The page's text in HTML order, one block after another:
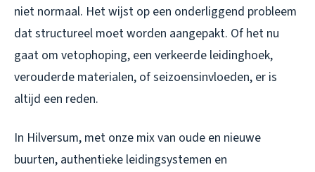
niet normaal. Het wijst op een onderliggend probleem
dat structureel moet worden aangepakt. Of het nu
gaat om vetophoping, een verkeerde leidinghoek,
verouderde materialen, of seizoensinvloeden, er is
altijd een reden.
In Hilversum, met onze mix van oude en nieuwe
buurten, authentieke leidingsystemen en